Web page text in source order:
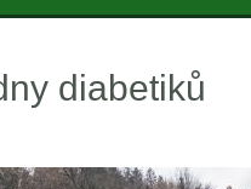
diabetiků